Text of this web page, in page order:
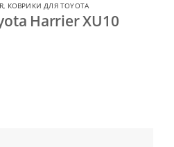
, КОВРИКИ ДЛЯ TOYOTA
Harrier XU10